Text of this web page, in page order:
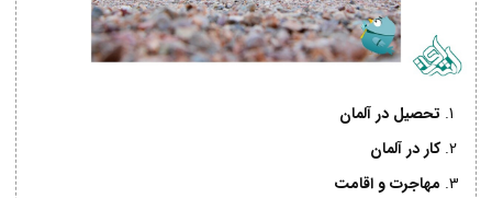
تحصیل در آلمان
کار در آلمان
مهاجرت و اقامت